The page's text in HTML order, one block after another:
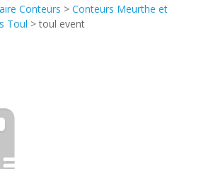
Conteurs > Conteurs Meurthe et
Toul >toul event